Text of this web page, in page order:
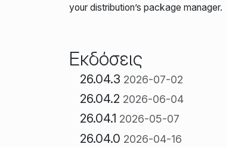
your distribution’s package manager.
Εκδόσεις
26.04.3 2026-07-02
26.04.2 2026-06-04
26.04.1 2026-05-07
26.04.0 2026-04-16